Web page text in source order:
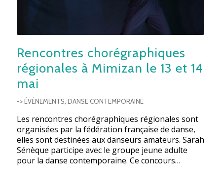
Rencontres chorégraphiques
régionales à Mimizan le 13 et 14
mai
-> ÉVÉNEMENTS, DANSE CONTEMPORAINE
Les rencontres chorégraphiques régionales sont
organisées par la fédération française de danse,
elles sont destinées aux danseurs amateurs. Sarah
Sénèque participe avec le groupe jeune adulte
pour la danse contemporaine. Ce concours…